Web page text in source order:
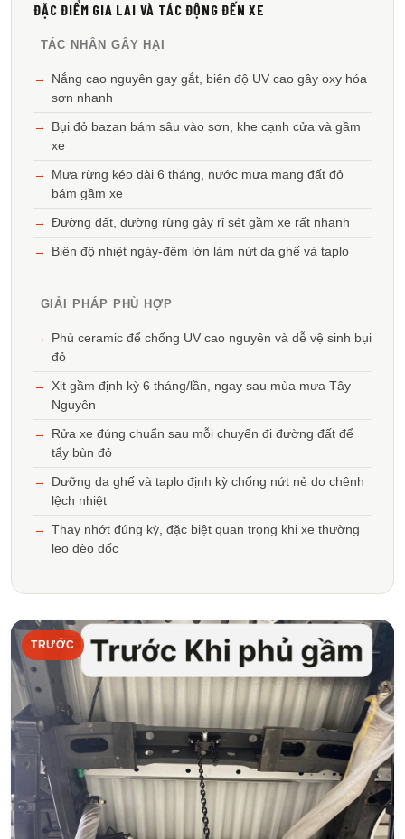
ĐẶC ĐIỂM GIA LAI VÀ TÁC ĐỘNG ĐẾN XE
TÁC NHÂN GÂY HẠI
Nắng cao nguyên gay gắt, biên độ UV cao gây oxy hóa
sơn nhanh
Bụi đỏ bazan bám sâu vào sơn, khe cạnh cửa và gầm
xe
Mưa rừng kéo dài 6 tháng, nước mưa mang đất đỏ
bám gầm xe
Đường đất, đường rừng gây rỉ sét gầm xe rất nhanh
Biên độ nhiệt ngày-đêm lớn làm nứt da ghế và taplo
GIẢI PHÁP PHÙ HỢP
Phủ ceramic để chống UV cao nguyên và dễ vệ sinh bụi
đỏ
Xịt gầm định kỳ 6 tháng/lần, ngay sau mùa mưa Tây
Nguyên
Rửa xe đúng chuẩn sau mỗi chuyến đi đường đất để
tẩy bùn đỏ
Dưỡng da ghế và taplo định kỳ chống nứt nẻ do chênh
lệch nhiệt
Thay nhớt đúng kỳ, đặc biệt quan trọng khi xe thường
leo đèo dốc
TRƯỚC